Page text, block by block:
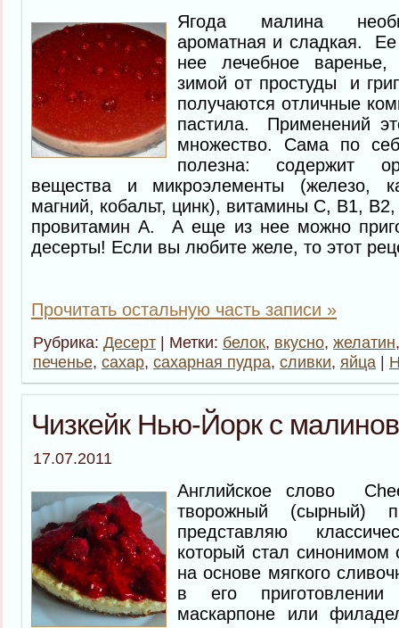
Ягода малина
ароматная и сладкая.
нее лечебное
зимой от простуды и
получаются отличные
пастила. Применений
множество. Сама по
полезна: содержит
вещества и микроэлементы (железо,
магний, кобальт, цинк), витамины С, В1,
провитамин А. А еще из нее можно
десерты! Если вы любите желе, то этот
Прочитать остальную часть записи »
Рубрика: Десерт | Метки: белок, вкусно, желатин
печенье, сахар, сахарная пудра, сливки, яйца |
Чизкейк Нью-Йорк с
17.07.2011
Английское слово
творожный (сырный)
представляю
который стал синонимом
на основе мягкого
в его приготовлении
маскарпоне или